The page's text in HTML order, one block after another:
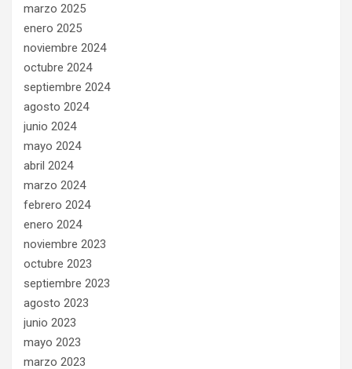
marzo 2025
enero 2025
noviembre 2024
octubre 2024
septiembre 2024
agosto 2024
junio 2024
mayo 2024
abril 2024
marzo 2024
febrero 2024
enero 2024
noviembre 2023
octubre 2023
septiembre 2023
agosto 2023
junio 2023
mayo 2023
marzo 2023